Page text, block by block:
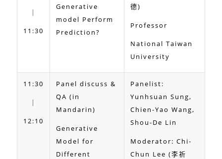
｜
11:30
Generative
model Perform
Prediction?
德)
Professor
National Taiwan
University
11:30
｜
12:10
Panel discuss &
QA (in
Mandarin)
Generative
Model for
Different
Panelist:
Yunhsuan Sung,
Chien-Yao Wang,
Shou-De Lin
Moderator: Chi-
Chun Lee (李祈